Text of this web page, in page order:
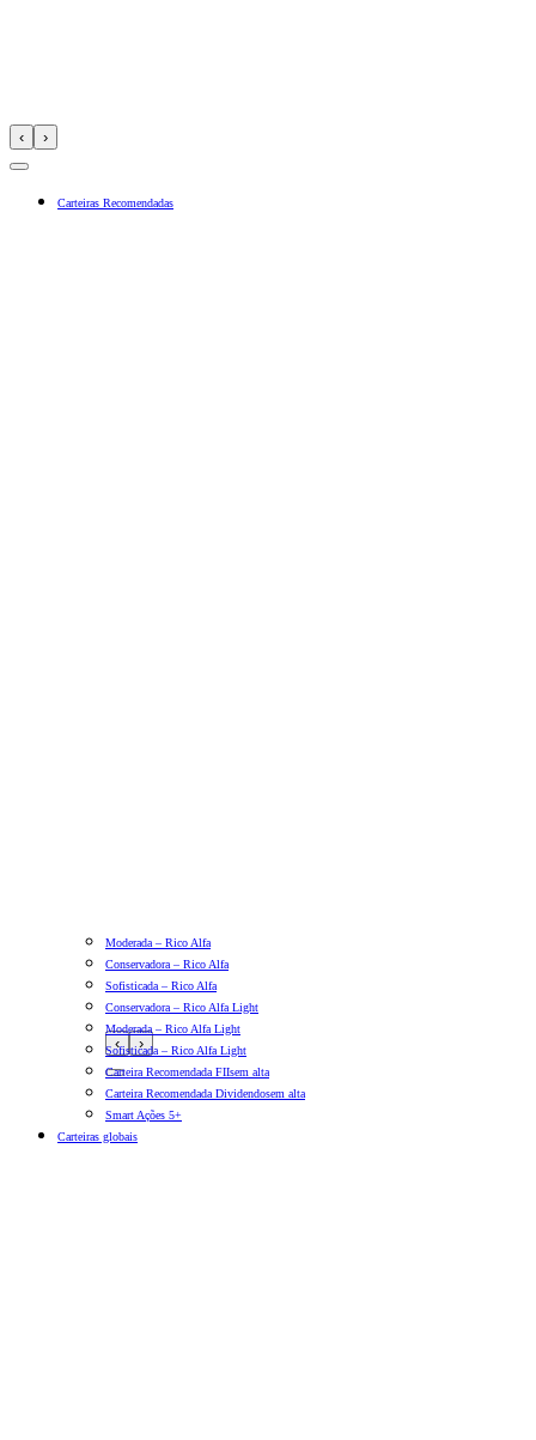
‹ ›
Carteiras Recomendadas
‹ ›
Moderada – Rico Alfa
Conservadora – Rico Alfa
Sofisticada – Rico Alfa
Conservadora – Rico Alfa Light
Moderada – Rico Alfa Light
Sofisticada – Rico Alfa Light
Carteira Recomendada FIIsem alta
Carteira Recomendada Dividendosem alta
Smart Ações 5+
Carteiras globais